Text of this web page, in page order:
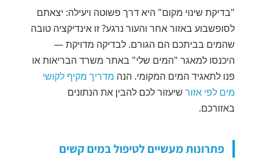
"בדיקת שינוי מקום" היא דרך פשוטה ויעילה: יצאתם
לסופשבוע באזור אחר והעור נרגע? זו אינדיקציה טובה
שהמים בביתכם הם הגורם. לבדיקה מדויקת —
היכנסו למאגר "המים שלי" באתר משרד הבריאות או
פנו לתאגיד המים המקומי. הנה מדריך מקיף לקושי
מים לפי אזור שיעזור לכם להבין את הנתונים
באזורכם.
פתרונות מעשיים לטיפול במים קשים